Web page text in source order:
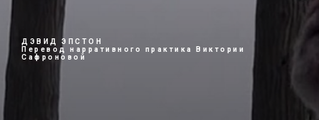
ДЭВИД ЭПСТОН
Перевод нарративного практика Виктории
Сафроновой